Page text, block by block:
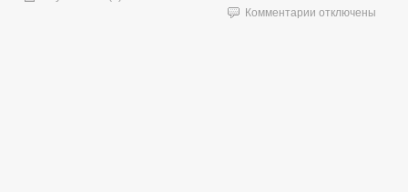
Комментарии котключены